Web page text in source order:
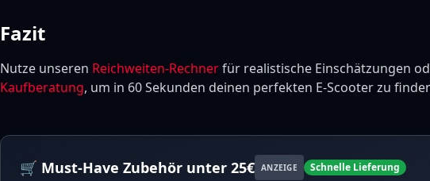
Fazit
Nutze unseren Reichweiten-Rechnerfür realistische Einschätzungen
Kaufberatung, um in 60 Sekunden deinen perfekten E-Scooter zu
🛒 Must-Have Zubehör unter 25€ ANZEIGE Schnelle Lieferung